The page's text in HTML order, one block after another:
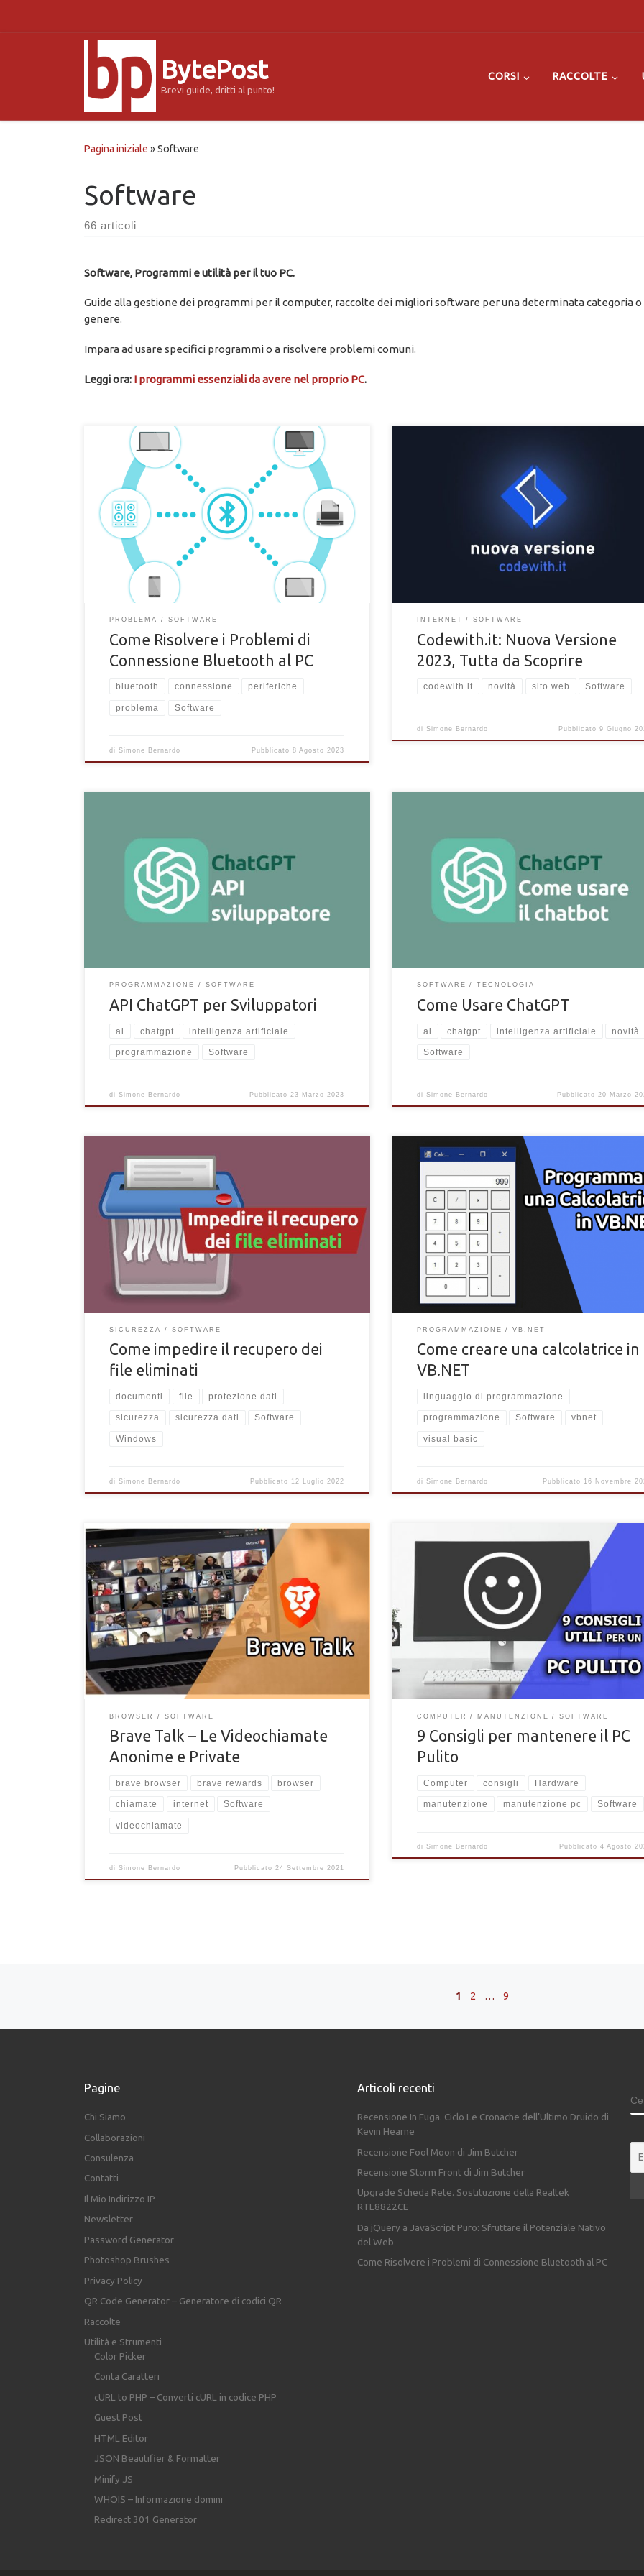
BytePost
Brevi guide, dritti al punto!
CORSI RACCOLTE
Pagina iniziale »Software
Software
66 articoli
Software, Programmi e utilità per il tuo PC.
Guide alla gestione dei programmi per il computer, raccolte dei migliori software per una determinata categoria o
genere.
Impara ad usare specifici programmi o a risolvere problemi comuni.
Leggi ora: I programmi essenziali da avere nel proprio PC.
Come risolvere i problemi di connessione bluetooth del PC
con una periferica. Soluzione ai problemi di connessione
bluetooth alle periferiche
PROBLEMA SOFTWARE
Come Risolvere i Problemi di
Connessione Bluetooth al PC
bluetooth connessione periferiche
problema Software
diSimone Bernardo Pubblicato8 Agosto 2023
Scopri la nuova versione di Codewith.it, il code
italiano con funzionalità avanzate e strumenti di
collaborazione. Migliora la tua esperienza di sviluppo
INTERNET SOFTWARE
Codewith.it: Nuova Versione
2023, Tutta da Scoprire
codewith.it novità sito web Software
di Simone Bernardo Pubblicato 9 Giugno
Cos'è e come funziona l'API di ChatGPT. Scopri come
integrare ChatGPT nei tuoi progetti e siti web con l'API
ufficiale di OpenAI
PROGRAMMAZIONE SOFTWARE
API ChatGPT per Sviluppatori
ai chatgpt intelligenza artificiale
programmazione Software
diSimone Bernardo Pubblicato 23 Marzo 2023
Come usare e chattare con ChatGPT. Cos'è e come
rivoluzionario ChatBot e come iniziare a conversare con
ChatGPT di OpenAI
SOFTWARE TECNOLOGIA
Come Usare ChatGPT
ai chatgpt intelligenza artificiale novità
Software
di Simone Bernardo Pubblicato 20 Marzo
Le migliori tecniche per impedire il recupero dei file
eliminati dal cestino. Evitare che i file vengano recuperati
dopo l'eliminazione.
SICUREZZA SOFTWARE
Come impedire il recupero dei
file eliminati
documenti file protezione dati
sicurezza sicurezza dati Software
Windows
diSimone Bernardo Pubblicato 12 Luglio 2022
Come creare e programmare una calcolatrice in VB.NET.
Segui la guida per creare una calcolatrice funzionante
Visual Basic .NET
PROGRAMMAZIONE VB.NET
Come creare una calcolatrice in
VB.NET
linguaggio di programmazione
programmazione Software vbnet
visual basic
di Simone Bernardo Pubblicato 16 Novembre
Tutto ciò che c'è da sapere su Brave Talk. Scopri Brave Talk
per videochiamare amici e parenti in forma anonima.
BROWSER SOFTWARE
Brave Talk – Le Videochiamate
Anonime e Private
brave browser brave rewards browser
chiamate internet Software
videochiamate
diSimone Bernardo Pubblicato 24 Settembre 2021
9 Consigli per mantenere un PC pulito. Scopri cosa fare
avere un computer pulito e performante in ogni
con i nostri consigli
COMPUTER MANUTENZIONE SOFTWARE
9 Consigli per mantenere il PC
Pulito
Computer consigli Hardware
manutenzione manutenzione pc Software
di Simone Bernardo Pubblicato 4 Agosto
1 2 … 9
Pagine
Chi Siamo
Collaborazioni
Consulenza
Contatti
Il Mio Indirizzo IP
Newsletter
Password Generator
Photoshop Brushes
Privacy Policy
QR Code Generator – Generatore di codici QR
Raccolte
Utilità e Strumenti
Color Picker
Conta Caratteri
cURL to PHP – Converti cURL in codice PHP
Guest Post
HTML Editor
JSON Beautifier & Formatter
Minify JS
WHOIS – Informazione domini
Redirect 301 Generator
Articoli recenti
Recensione In Fuga. Ciclo Le Cronache dell’Ultimo Druido di
Kevin Hearne
Recensione Fool Moon di Jim Butcher
Recensione Storm Front di Jim Butcher
Upgrade Scheda Rete. Sostituzione della Realtek
RTL8822CE
Da jQuery a JavaScript Puro: Sfruttare il Potenziale Nativo
del Web
Come Risolvere i Problemi di Connessione Bluetooth al PC